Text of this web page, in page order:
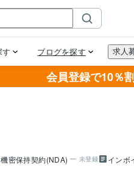
会員登録で10％
機密保持契約(NDA) 未登録 インボ